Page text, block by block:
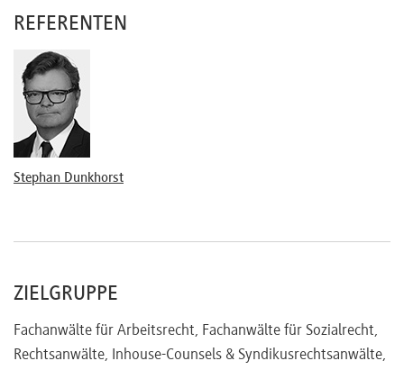
BEM (Betriebliches Eingliederungsmanagement)
BEM als Voraussetzung der krankheitsbedingten
Kündigung
Darstellung des Verfahrens
Chancen des BEM
Verpflichtung zur Schaffung eines leidensgerechten
REFERENTEN
Stephan Dunkhorst
ZIELGRUPPE
Fachanwälte für Arbeitsrecht, Fachanwälte für Sozialrecht,
Rechtsanwälte, Inhouse-Counsels & Syndikusrechtsanwälte,